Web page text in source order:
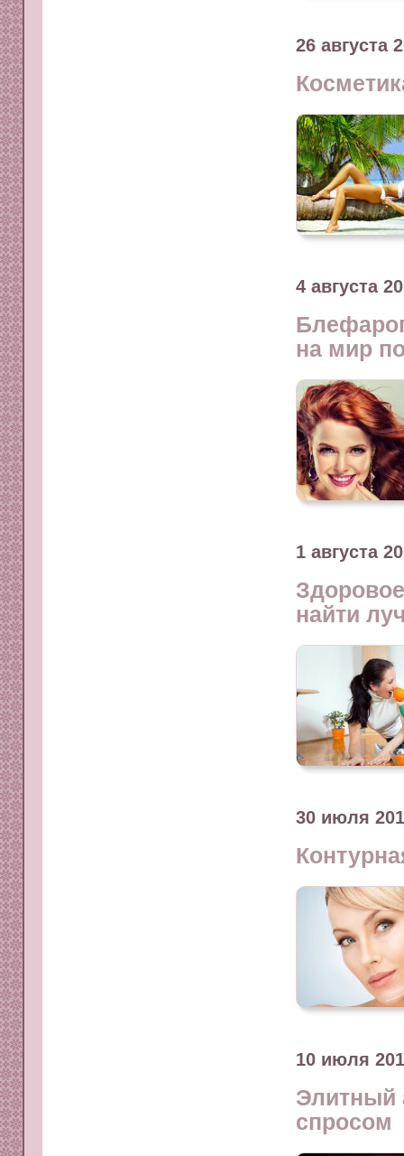
26 августа
4 августа
на мир
1 августа
найти
30 июля
10 июля
Элитный
спросом